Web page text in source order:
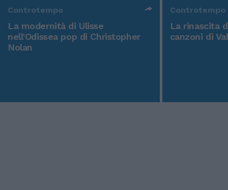
Controtempo
La modernità di Ulisse
nell'Odissea pop di Christopher
Nolan
Controtempo
La rinascita
canzoni di